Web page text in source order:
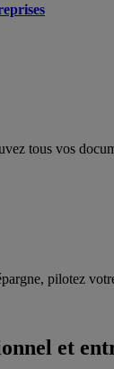
tous vos
pilotez
et